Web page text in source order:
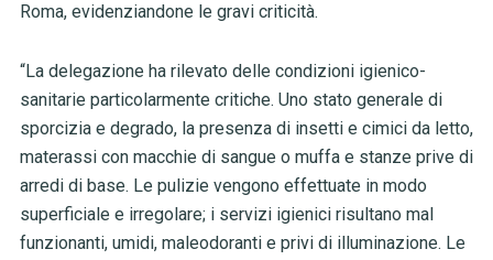
Roma, evidenziandone le gravi criticità.
“La delegazione ha rilevato delle condizioni igienico-
sanitarie particolarmente critiche. Uno stato generale di
sporcizia e degrado, la presenza di insetti e cimici da letto,
materassi con macchie di sangue o muffa e stanze prive di
arredi di base. Le pulizie vengono effettuate in modo
superficiale e irregolare; i servizi igienici risultano mal
funzionanti, umidi, maleodoranti e privi di illuminazione. Le